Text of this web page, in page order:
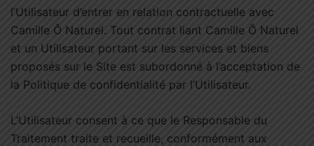
l’Utilisateur d’entrer en relation contractuelle avec
Camille Ô Naturel. Tout contrat liant Camille Ô Naturel
et un Utilisateur portant sur les services et biens
proposés sur le Site est subordonné à l’acceptation de
la Politique de confidentialité par l’Utilisateur.
L’Utilisateur consent à ce que le Responsable du
Traitement traite et recueille, conformément aux